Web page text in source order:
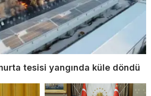
tesisi yangında küle döndü